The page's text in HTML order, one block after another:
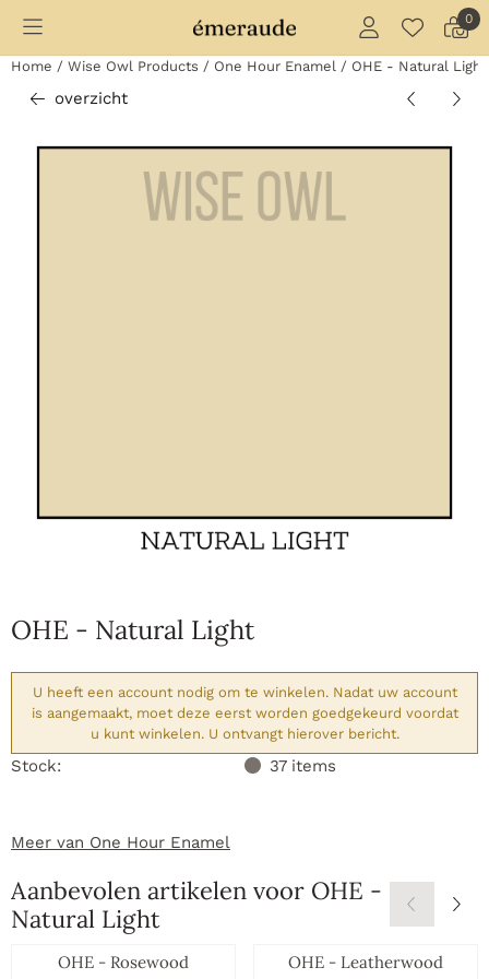
0
Home / Wise Owl Products / One Hour Enamel / OHE - Natural Light
overzicht
OHE - Natural Light
U heeft een account nodig om te winkelen. Nadat uw account
is aangemaakt, moet deze eerst worden goedgekeurd voordat
u kunt winkelen. U ontvangt hierover bericht.
Stock: 37 items
Meer van One Hour Enamel
Aanbevolen artikelen voor OHE -
Natural Light
OHE - Rosewood OHE - Leatherwood